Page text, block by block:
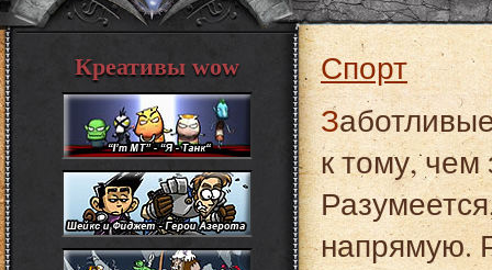
Спорт
Заботливые родители всегда с волнением относятся
к тому,
напрямую.
Креативы wow